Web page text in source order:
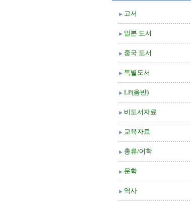
고서
일본 도서
중국 도서
특별도서
LP(음반)
비도서자료
교육자료
총류/어학
문학
역사